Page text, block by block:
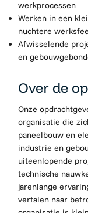
werkprocessen
Werken in een
nuchtere
Afwisselende
en
Over de
Onze
organisatie die
paneelbouw en
industrie en
uiteenlopende
technische
jarenlange
vertalen naar